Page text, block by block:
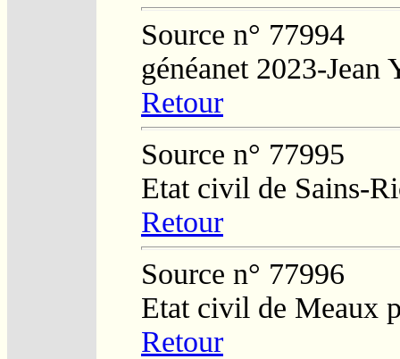
Source n° 77994
généanet 2023-Jean
Retour
Source n° 77995
Etat civil de Sains-
Retour
Source n° 77996
Etat civil de Meaux
Retour